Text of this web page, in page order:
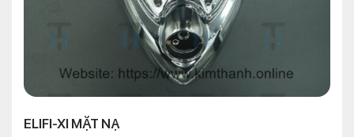
ELIFI-XI MẶT NẠ